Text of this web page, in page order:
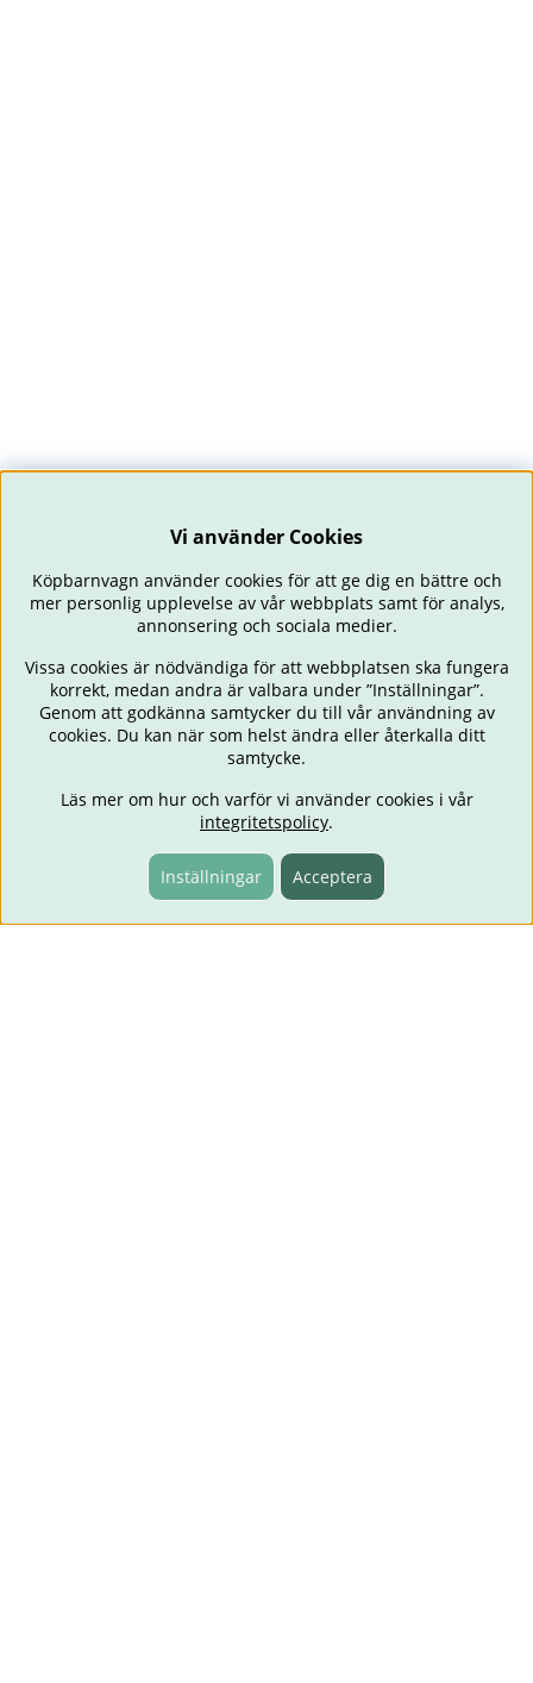
Fri frakt över 499:-
Vi använder Cookies
Köpbarnvagn använder cookies för att ge dig en bättre och
mer personlig upplevelse av vår webbplats samt för analys,
annonsering och sociala medier.
Vissa cookies är nödvändiga för att webbplatsen ska fungera
korrekt, medan andra är valbara under ”Inställningar”.
Genom att godkänna samtycker du till vår användning av
cookies. Du kan när som helst ändra eller återkalla ditt
samtycke.
Läs mer om hur och varför vi använder cookies i vår
integritetspolicy.
Inställningar Acceptera